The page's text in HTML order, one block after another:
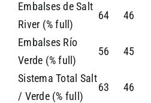
Embalses de Salt
River (% full)
64 46
Embalses Río
Verde (% full)
56 45
Sistema Total Salt
/ Verde (% full)
63 46